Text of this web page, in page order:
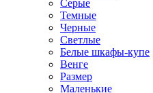
Серые
Темные
Черные
Светлые
Белые шкафы-купе
Венге
Размер
Маленькие